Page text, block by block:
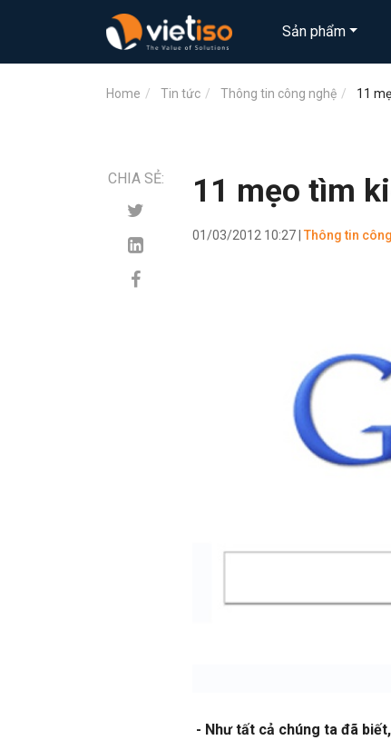
Sản phẩm
Home Tin tức Thông tin công nghệ 11
CHIA SẺ: 11 mẹo tìm
01/03/2012 10:27 | Thông tin
- Như tất cả chúng ta đã